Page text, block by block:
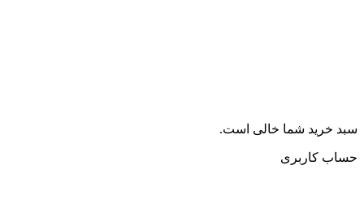
سبد خرید شما خالی است.
حساب کاربری